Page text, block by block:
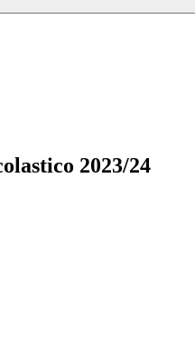
2023/24